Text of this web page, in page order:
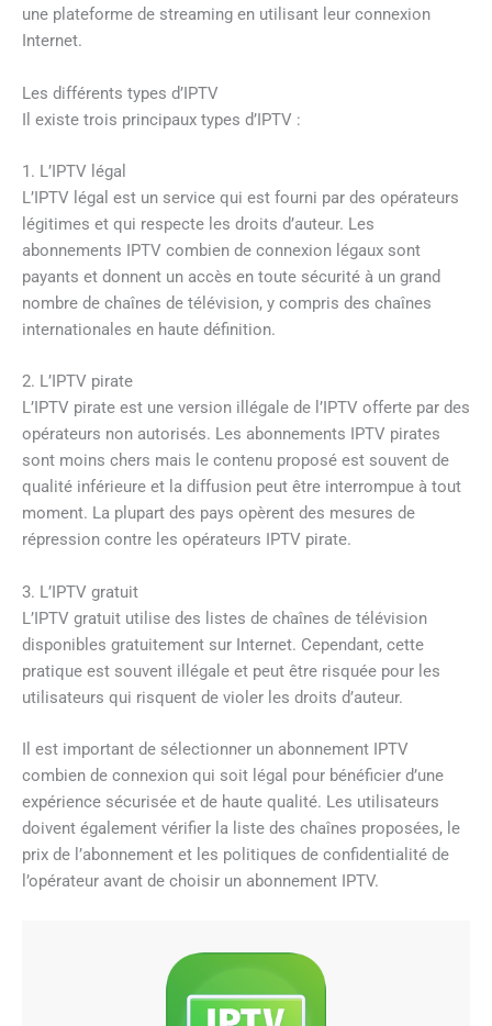
une plateforme de streaming en utilisant leur connexion
Internet.
Les différents types d’IPTV
Il existe trois principaux types d’IPTV :
1. L’IPTV légal
L’IPTV légal est un service qui est fourni par des opérateurs
légitimes et qui respecte les droits d’auteur. Les
abonnements IPTV combien de connexion légaux sont
payants et donnent un accès en toute sécurité à un grand
nombre de chaînes de télévision, y compris des chaînes
internationales en haute définition.
2. L’IPTV pirate
L’IPTV pirate est une version illégale de l’IPTV offerte par des
opérateurs non autorisés. Les abonnements IPTV pirates
sont moins chers mais le contenu proposé est souvent de
qualité inférieure et la diffusion peut être interrompue à tout
moment. La plupart des pays opèrent des mesures de
répression contre les opérateurs IPTV pirate.
3. L’IPTV gratuit
L’IPTV gratuit utilise des listes de chaînes de télévision
disponibles gratuitement sur Internet. Cependant, cette
pratique est souvent illégale et peut être risquée pour les
utilisateurs qui risquent de violer les droits d’auteur.
Il est important de sélectionner un abonnement IPTV
combien de connexion qui soit légal pour bénéficier d’une
expérience sécurisée et de haute qualité. Les utilisateurs
doivent également vérifier la liste des chaînes proposées, le
prix de l’abonnement et les politiques de confidentialité de
l’opérateur avant de choisir un abonnement IPTV.